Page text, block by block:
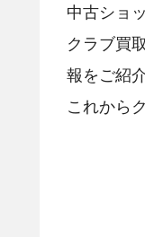
中古ショ
クラブ買
報をご紹
これから